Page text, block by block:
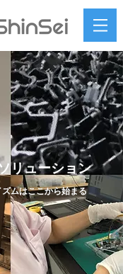
リューション
ムはここから始まる